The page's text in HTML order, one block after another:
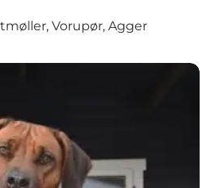
Vorupør, Agger
Camping -